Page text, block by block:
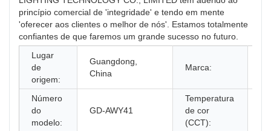
princípio comercial de 'integridade' e tendo em mente
'oferecer aos clientes o melhor de nós'. Estamos totalmente
confiantes de que faremos um grande sucesso no futuro.
Lugar
de
origem:
Guangdong,
China
Marca:
Número
do
modelo:
GD-AWY41
Temperatura
de cor
(CCT):